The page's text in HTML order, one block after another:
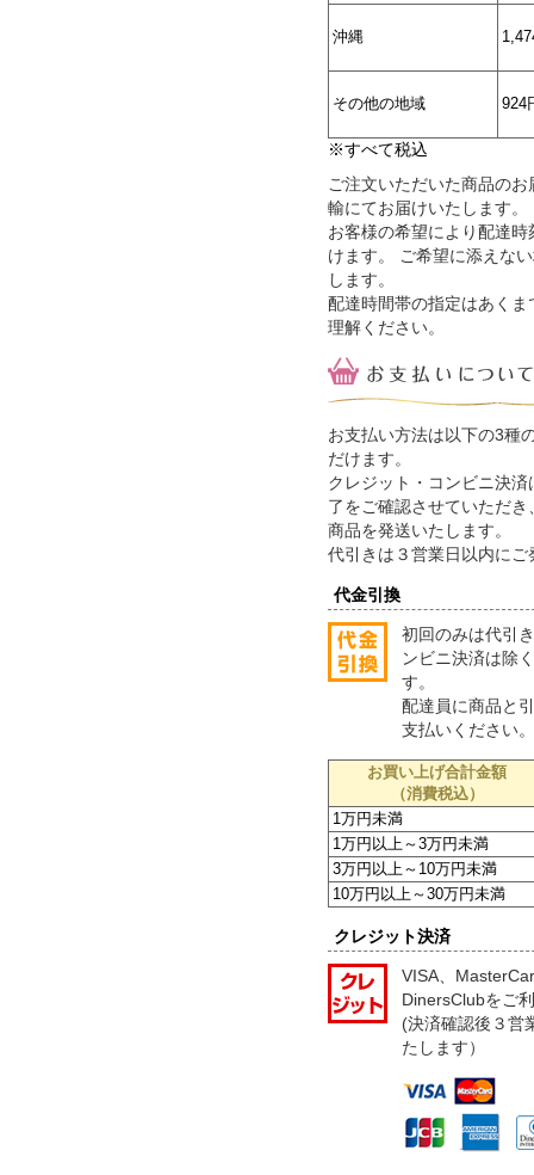
沖縄
その他の地域 924
※すべて税込
ご注文いただいた商品の
輸にてお届けいたします。
お客様の希望により配達
けます。 ご希望に添えな
します。
配達時間帯の指定はあくま
理解ください。
お支払い方法は以下の3種
だけます。
クレジット・コンビニ決
了をご確認させていただ
商品を発送いたします。
代引きは３営業日以内にご
代金引換
初回のみは代引
ンビニ決済は除
す。
配達員に商品と
支払いください。
お買い上げ合計金額
（消費税込）
1万円未満
1万円以上～3万円未満
3万円以上～10万円未満
10万円以上～30万円未満
クレジット決済
VISA、
DinersClubをご
(決済確認後３営
たします）